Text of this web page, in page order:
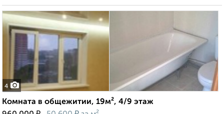
4
Комната в общежитии, 19м², 4/9 этаж